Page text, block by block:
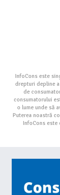
InfoCons este
drepturi depline
de
consumatorului
o lume unde să
Puterea noastră
InfoCons este